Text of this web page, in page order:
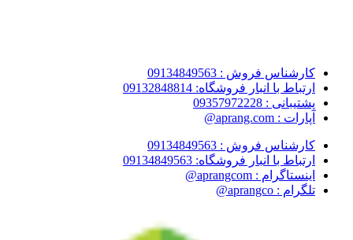
کارشناس فروش : 09134849563
ارتباط با انبار فروشگاه: 09132848814
پشتیبانی : 09357972228
آپارات : aprang.com@
کارشناس فروش : 09134849563
ارتباط با انبار فروشگاه: 09134849563
اینستاگرام : aprangcom@
تلگرام : aprangco@